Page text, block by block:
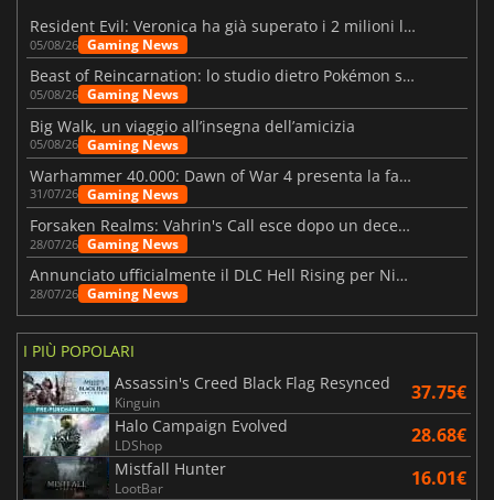
Resident Evil: Veronica ha già superato i 2 milioni liste dei desideri
05/08/26 Gaming News
Beast of Reincarnation: lo studio dietro Pokémon su una nuova strada
05/08/26 Gaming News
Big Walk, un viaggio all’insegna dell’amicizia
05/08/26 Gaming News
Warhammer 40.000: Dawn of War 4 presenta la fazione dei Necron
31/07/26 Gaming News
Forsaken Realms: Vahrin's Call esce dopo un decennio di sviluppo
28/07/26 Gaming News
Annunciato ufficialmente il DLC Hell Rising per Nioh 3
28/07/26 Gaming News
I PIÙ POPOLARI
Assassin's Creed Black Flag Resynced
Kinguin 37.75€
Halo Campaign Evolved
LDShop 28.68€
Mistfall Hunter
LootBar 16.01€